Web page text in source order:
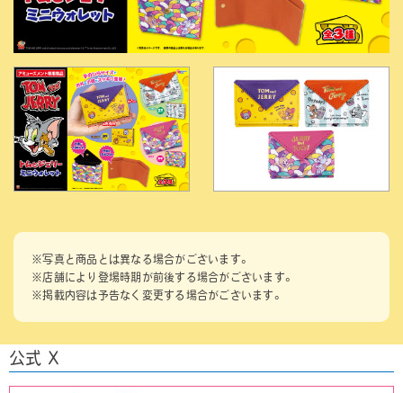
※写真と商品とは異なる場合がございます。
※店舗により登場時期が前後する場合がございます。
※掲載内容は予告なく変更する場合がございます。
公式 X